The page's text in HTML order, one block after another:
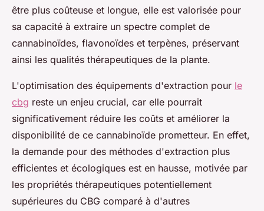
être plus coûteuse et longue, elle est valorisée pour
sa capacité à extraire un spectre complet de
cannabinoïdes, flavonoïdes et terpènes, préservant
ainsi les qualités thérapeutiques de la plante.
L'optimisation des équipements d'extraction pour le
cbg reste un enjeu crucial, car elle pourrait
significativement réduire les coûts et améliorer la
disponibilité de ce cannabinoïde prometteur. En effet,
la demande pour des méthodes d'extraction plus
efficientes et écologiques est en hausse, motivée par
les propriétés thérapeutiques potentiellement
supérieures du CBG comparé à d'autres